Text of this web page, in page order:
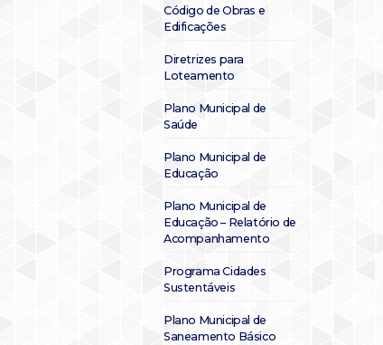
Código de Obras e
Edificações
Diretrizes para
Loteamento
Plano Municipal de
Saúde
Plano Municipal de
Educação
Plano Municipal de
Educação – Relatório de
Acompanhamento
Programa Cidades
Sustentáveis
Plano Municipal de
Saneamento Básico